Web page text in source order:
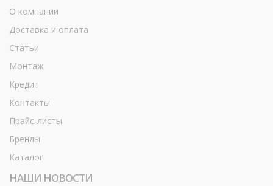
О компании
Доставка и оплата
Статьи
Монтаж
Кредит
Контакты
Прайс-листы
Бренды
Каталог
НАШИ НОВОСТИ